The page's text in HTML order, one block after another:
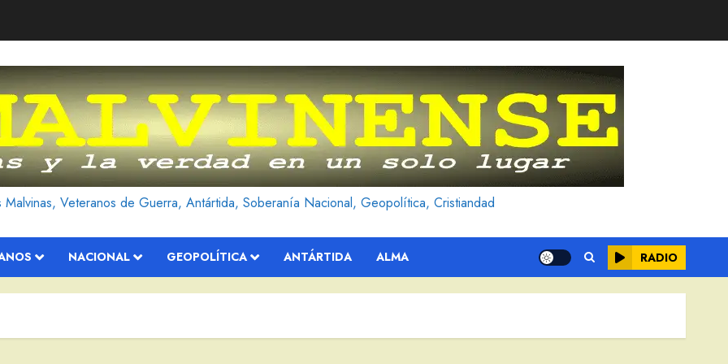
Malvinas, Veteranos de Guerra, Antártida, Soberanía Nacional, Geopolítica, Cristiandad
NACIONAL GEOPOLÍTICA ANTÁRTIDA ALMA RADIO